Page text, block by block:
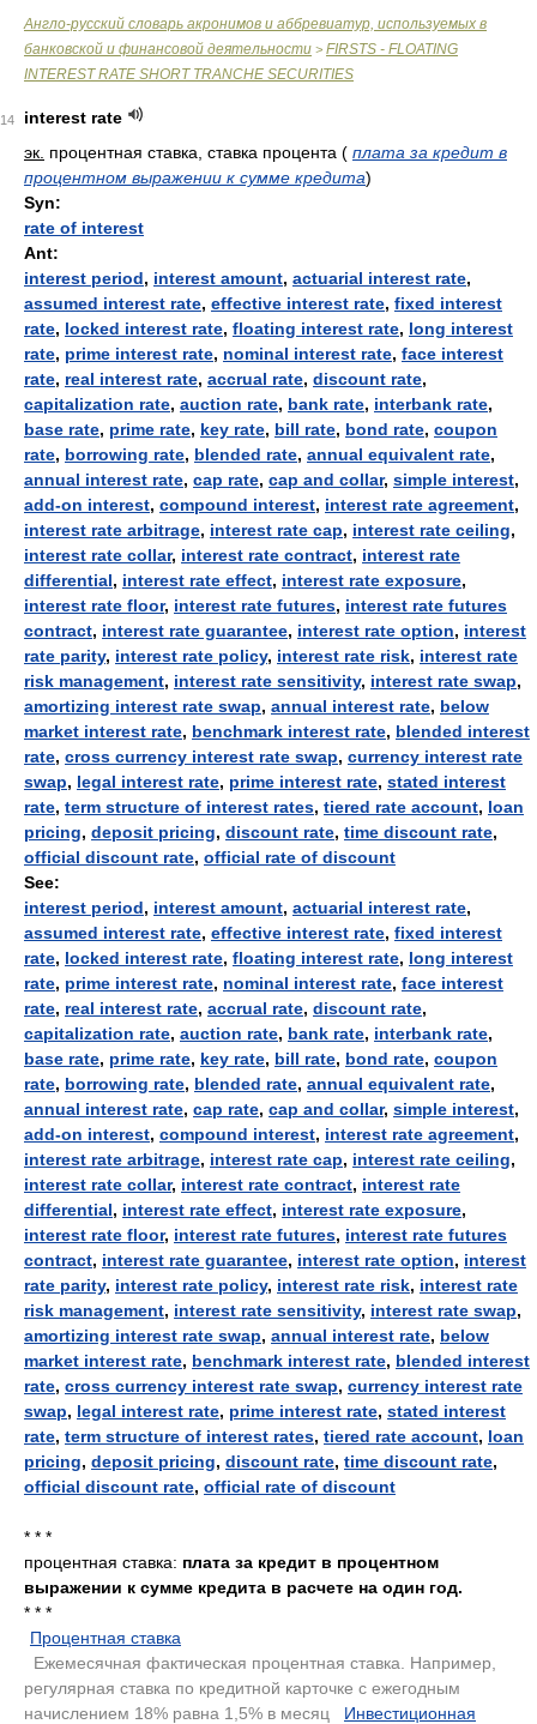
Англо-русский словарь акронимов и аббревиатур, используемых в
банковской и финансовой деятельности > FIRSTS - FLOATING
INTEREST RATE SHORT TRANCHE SECURITIES
14
interest rate
эк. процентная ставка, ставка процента ( плата за кредит в
процентном выражении к сумме кредита)
Syn:
rate of interest
Ant:
interest period, interest amount, actuarial interest rate,
assumed interest rate, effective interest rate, fixed interest
rate, locked interest rate, floating interest rate, long interest
rate, prime interest rate, nominal interest rate, face interest
rate, real interest rate, accrual rate, discount rate,
capitalization rate, auction rate, bank rate, interbank rate,
base rate, prime rate, key rate, bill rate, bond rate, coupon
rate, borrowing rate, blended rate, annual equivalent rate,
annual interest rate, cap rate, cap and collar, simple interest,
add-on interest, compound interest, interest rate agreement,
interest rate arbitrage, interest rate cap, interest rate ceiling,
interest rate collar, interest rate contract, interest rate
differential, interest rate effect, interest rate exposure,
interest rate floor, interest rate futures, interest rate futures
contract, interest rate guarantee, interest rate option, interest
rate parity, interest rate policy, interest rate risk, interest rate
risk management, interest rate sensitivity, interest rate swap,
amortizing interest rate swap, annual interest rate, below
market interest rate, benchmark interest rate, blended interest
rate, cross currency interest rate swap, currency interest rate
swap, legal interest rate, prime interest rate, stated interest
rate, term structure of interest rates, tiered rate account, loan
pricing, deposit pricing, discount rate, time discount rate,
official discount rate, official rate of discount
See:
interest period, interest amount, actuarial interest rate,
assumed interest rate, effective interest rate, fixed interest
rate, locked interest rate, floating interest rate, long interest
rate, prime interest rate, nominal interest rate, face interest
rate, real interest rate, accrual rate, discount rate,
capitalization rate, auction rate, bank rate, interbank rate,
base rate, prime rate, key rate, bill rate, bond rate, coupon
rate, borrowing rate, blended rate, annual equivalent rate,
annual interest rate, cap rate, cap and collar, simple interest,
add-on interest, compound interest, interest rate agreement,
interest rate arbitrage, interest rate cap, interest rate ceiling,
interest rate collar, interest rate contract, interest rate
differential, interest rate effect, interest rate exposure,
interest rate floor, interest rate futures, interest rate futures
contract, interest rate guarantee, interest rate option, interest
rate parity, interest rate policy, interest rate risk, interest rate
risk management, interest rate sensitivity, interest rate swap,
amortizing interest rate swap, annual interest rate, below
market interest rate, benchmark interest rate, blended interest
rate, cross currency interest rate swap, currency interest rate
swap, legal interest rate, prime interest rate, stated interest
rate, term structure of interest rates, tiered rate account, loan
pricing, deposit pricing, discount rate, time discount rate,
official discount rate, official rate of discount
* * *
процентная ставка: плата за кредит в процентном
выражении к сумме кредита в расчете на один год.
* * *
Процентная ставка
Ежемесячная фактическая процентная ставка. Например,
регулярная ставка по кредитной карточке с ежегодным
начислением 18% равна 1,5% в месяц
Инвестиционная